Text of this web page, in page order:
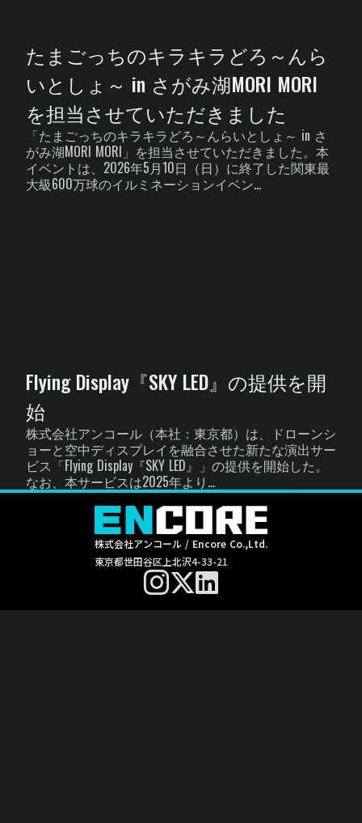
たまごっちのキラキラどろ～んら
いとしょ～ in さがみ湖MORI MORI
を担当させていただきました
「たまごっちのキラキラどろ～んらいとしょ～ in さ
がみ湖MORI MORI」を担当させていただきました。本
イベントは、2026年5月10日（日）に終了した関東最
大級600万球のイルミネーションイベン...
Flying Display『SKY LED』の提供を開
始
株式会社アンコール（本社：東京都）は、ドローンシ
ョーと空中ディスプレイを融合させた新たな演出サー
ビス「Flying Display『SKY LED』」の提供を開始した。
なお、本サービスは2025年より...
株式会社アンコール / Encore Co.,Ltd.
東京都世田谷区上北沢4-33-21